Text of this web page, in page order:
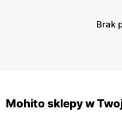
Brak
Mohito sklepy w